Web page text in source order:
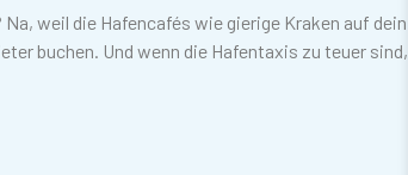
weil die Hafencafés wie gierige Kraken auf dein
buchen. Und wenn die Hafentaxis zu teuer sind,